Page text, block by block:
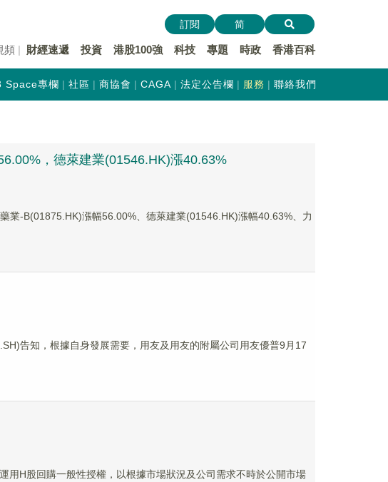
頻 財經速遞 投資 港股100強 科技 專題 時政 香港百科
訂閱 简
Space專欄 社區 商協會 CAGA 法定公告欄 服務 聯絡我們
，德萊建業(01546.HK)漲40.63%
業-B(01875.HK)漲幅56.00%、德萊建業(01546.HK)漲幅40.63%、力
告知，根據自身發展需要，用友及用友的附屬公司用友優普9月17
用H股回購一般性授權，以根據市場狀況及公司需求不時於公開市場